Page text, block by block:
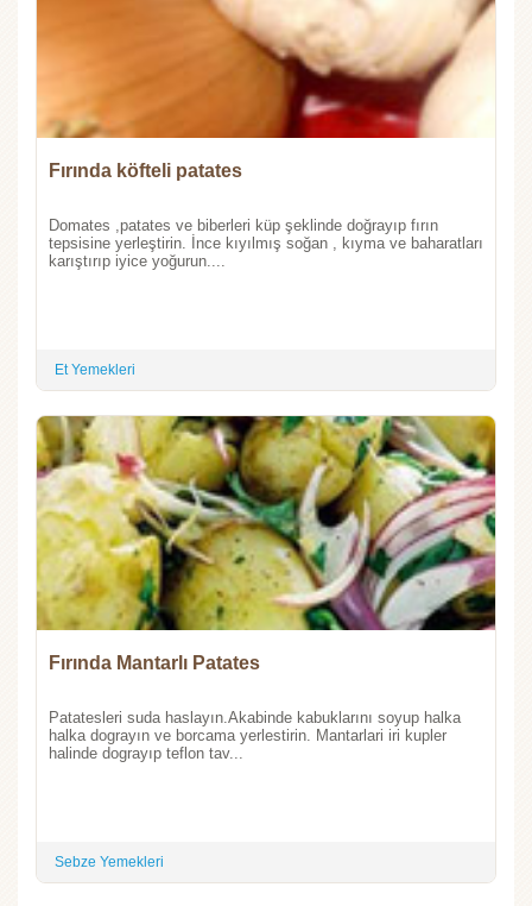
Fırında köfteli patates
Domates ,patates ve biberleri küp şeklinde doğrayıp fırın
tepsisine yerleştirin. İnce kıyılmış soğan , kıyma ve baharatları
karıştırıp iyice yoğurun....
Et Yemekleri
Fırında Mantarlı Patates
Patatesleri suda haslayın.Akabinde kabuklarını soyup halka
halka dograyın ve borcama yerlestirin. Mantarlari iri kupler
halinde dograyıp teflon tav...
Sebze Yemekleri